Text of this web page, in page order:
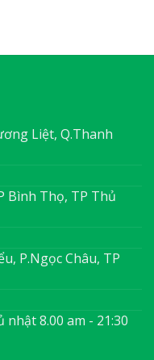
Liệt, Q.Thanh
Bình Thọ, TP Thủ
P.Ngọc Châu, TP
nhật 8.00 am - 21:30